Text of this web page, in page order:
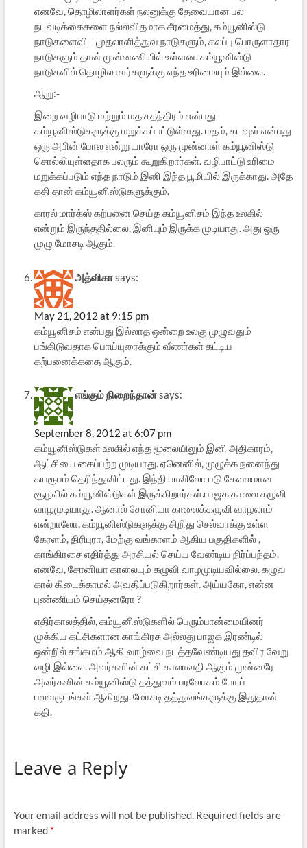
எனவே, தொழிலாளர்கள் நலனுக்கு தேவையான பல
நடவடிக்கைகளை நல்லவிதமாக சீரமைத்து, கம்யூனிஸ்டு
நாடுகளைவிட முதலாளித்துவ நாடுகளும், கலப்பு பொருளாதார
நாடுகளும் தான் முன்னணியில் உள்ளன. கம்யூனிஸ்டு
நாடுகளில் தொழிலாளர்களுக்கு எந்த உரிமையும் இல்லை.
ஆறு:-
இறை வழிபாடு மற்றும் மத சுதந்திரம் என்பது
கம்யூனிஸ்டுகளுக்கு மறுக்கப்பட்டுள்ளது. மதம், கடவுள் என்பது
ஒரு அபின் போல என்று யாரோ ஒரு முன்னாள் கம்யூனிஸ்டு
சொல்லியுள்ளதாக பலரும் கூறுகிறார்கள். வழிபாட்டு உரிமை
மறுக்கப்படும் எந்த நாடும் இனி இந்த பூமியில் இருக்காது. அதே
கதி தான் கம்யூனிஸ்டுகளுக்கும்.
காரல் மார்க்ஸ் கற்பனை செய்த கம்யூனிசம் இந்த உலகில்
என்றும் இருந்ததில்லை, இனியும் இருக்க முடியாது. அது ஒரு
முழு மோசடி ஆகும்.
அத்விகாsays:
May 21, 2012 at 9:15 pm
கம்யூனிசம் என்பது இல்லாத ஒன்றை உலகு முழுவதும்
பங்கிடுவதாக பொய்யுரைக்கும் வீணர்கள் கட்டிய
கற்பனைக்கதை ஆகும்.
எங்கும் நிறைந்தான்says:
September 8, 2012 at 6:07 pm
கம்யூனிஸ்டுகள் உலகில் எந்த மூலையிலும் இனி அதிகாரம்,
ஆட்சியை கைப்பற்ற முடியாது. ஏனெனில், முழுக்க நனைந்து
சுயரூபம் தெரிந்துவிட்டது. இந்தியாவிலோ படு கேவலமான
சூழலில் கம்யூனிஸ்டுகள் இருக்கிறார்கள்.பாஜக காலை கழுவி
வாழமுடியாது. ஆனால் சோனியா காலைக்கழுவி வாழலாம்
என்றாலோ, கம்யூனிஸ்டுகளுக்கு சிறிது செல்வாக்கு உள்ள
கேரளம், திரிபுரா, மேற்கு வங்காளம் ஆகிய பகுதிகளில் ,
காங்கிரசை எதிர்த்து அரசியல் செய்ய வேண்டிய நிர்ப்பந்தம்.
எனவே, சோனியா காலையும் கழுவி வாழமுடியவில்லை. கழுவ
கால் கிடைக்காமல் அவதிப்படுகிறார்கள். அய்யகோ, என்ன
புண்ணியம் செய்தனரோ ?
எதிர்காலத்தில், கம்யூனிஸ்டுகளில் பெரும்பான்மையினர்
முக்கிய கட்சிகளான காங்கிரசு அல்லது பாஜக இரண்டில்
ஒன்றில் சங்கமம் ஆகி வாழ்வை நடத்தவேண்டியது தவிர வேறு
வழி இல்லை. அவர்களின் கட்சி காலாவதி ஆகும் முன்னரே
அவர்களின் கம்யூனிஸ்டு தத்துவம் பரலோகம் போய்
பலவருடங்கள் ஆகிறது. மோசடி தத்துவங்களுக்கு இதுதான்
கதி.
Leave a Reply
Your email address will not be published. Required fields are
marked *